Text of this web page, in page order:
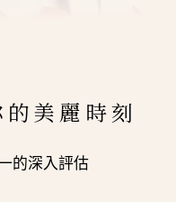
美麗時刻
的深入評估